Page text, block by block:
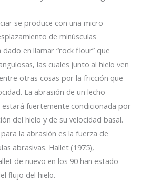
se produce con una micro
de minúsculas
en llamar “rock flour” que
las cuales junto al hielo ven
otras cosas por la fricción que
La abrasión de un lecho
fuertemente condicionada por
del hielo y de su velocidad basal.
la abrasión es la fuerza de
abrasivas. Hallet (1975),
de nuevo en los 90 han estado
flujo del hielo.